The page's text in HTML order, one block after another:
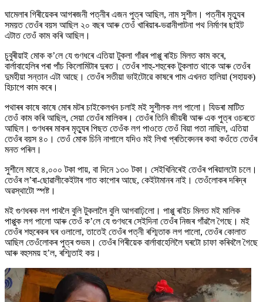
ঘামেলাৰ গিৰীয়েকৰ আগৰজনী পত্নীৰ এজন পুত্ৰ আছিল, নাম সুশীল। পত্নীৰ মৃত্যুৰ
সময়ত তেওঁৰ বয়স আছিল ২০ বছৰ আৰু তেওঁ খাৰিয়াৰ-ভৱানীপাটনা পথ নিৰ্মাণৰ ছাইট
এটাত তেওঁ কাম কৰি আছিল।
চুবুৰীয়াই মোক ক’লে যে গুণধৰে এতিয়া টুকলা গাঁৱৰ পাপ্পু ৰাইচ মিলত কাম কৰে,
বাৰ্লাবাহেলিৰ পৰা পাঁচ কিলোমিটাৰ দুৰত। তেওঁৰ শাহু-শহুৰেক টুকলাত থাকে আৰু তেওঁৰ
দুমহীয়া সন্তান এটা আছে। তেওঁৰ সতীয়া ভাইটোৱে কাষৰে পাম এখনত হালিয়া (সহায়ক)
হিচাপে কাম কৰে।
পথাৰৰ কাষে কাষে মোৰ মটৰ চাইকেলখন চলাই মই সুশীলক লগ পালো। যিডৰা মাটিত
তেওঁ কাম কৰি আছিল, সেয়া তেওঁৰ মালিকৰ। তেওঁৰ তিনি জীয়ৰী আৰু এক পুত্ৰ ওচৰতে
আছিল। গুণধৰৰ মাকৰ মৃত্যুৰ পিছত তেওঁক লগ পাওতে তেওঁ বিয়া পতা নাছিল, এতিয়া
তেওঁৰ বয়স ৪০। তেওঁ মোক চিনি নাপালে যদিও মই লিখা প্ৰতিবেদনৰ কথা কওঁতে তেওঁৰ
মনত পৰিল।
সুশীলে মাহে ৪,০০০ টকা পায়, বা দিনে ১৩০ টকা। সেইখিনিৰেই তেওঁৰ পৰিয়ালটো চলে।
তেওঁৰ ল’ৰা-ছোৱালীকেইটাৰ গাত কাপোৰ আছে, কেইটামানৰ নাই। তেওঁলোকৰ দৰিদ্ৰ
অৱস্থাটো স্পষ্ট।
মই গুণধৰক লগ পাবলৈ বুলি টুকলালৈ বুলি আগবাঢ়িলো। পাপ্পু ৰাইচ মিলত মই মালিক
পাপ্পুক লগ পালো আৰু তেওঁ ক’লে যে গুণধৰে সেইদিনা তেওঁৰ নিজৰ গাঁৱলৈ গৈছে। মই
তেওঁৰ শহুৰেকৰ ঘৰ ওলালো, তাতেই তেওঁৰ পত্নী ৰশ্মিতাক লগ পালো, তেওঁৰ কোলাত
আছিল তেওঁলোকৰ পুত্ৰ শুভম। তেওঁৰ গিৰীয়েক বাৰ্লাবাহেলিলৈ ঘৰটো চাফা কৰিবলৈ গৈছে
আৰু বহুসময় হ’ল, ৰশ্মিতাই কয়।